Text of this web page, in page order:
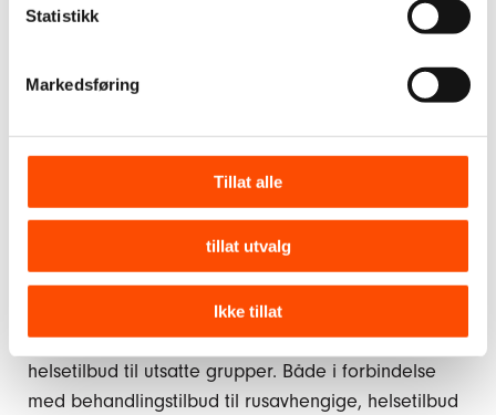
Statistikk
Markedsføring
Tillat alle
tillat utvalg
Ikke tillat
Pionervirksomhet og
løp vært raske til å se nye behov og starte
nødvendig virksomhet. Noen eksempler var da
narkotikaen kom til Norge, møtet med Aids-
etableringen av helsesentre for papirløse i 2009.
Organisasjonen har også stått i atskillige konflikter
med myndigheter og profesjonsgrupper om
helsetilbud til utsatte grupper. Både i forbindelse
med behandlingstilbud til rusavhengige, helsetilbud